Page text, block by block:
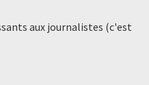
aux journalistes (c'est